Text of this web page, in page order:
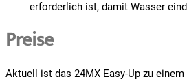
erforderlich ist, damit Wasser
Preise
Aktuell ist das 24MX Easy-Up zu